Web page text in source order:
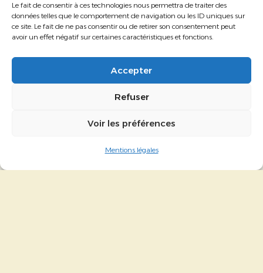
Le fait de consentir à ces technologies nous permettra de traiter des
données telles que le comportement de navigation ou les ID uniques sur
ce site. Le fait de ne pas consentir ou de retirer son consentement peut
avoir un effet négatif sur certaines caractéristiques et fonctions.
Accepter
Refuser
Voir les préférences
Mentions légales
51B avenue de la Perrière
56100 Lorient